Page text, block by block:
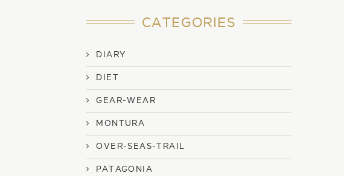
CATEGORIES
DIARY
DIET
GEAR-WEAR
MONTURA
OVER-SEAS-TRAIL
PATAGONIA